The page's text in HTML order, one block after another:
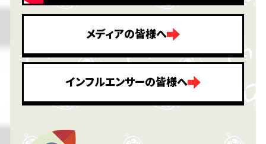
メディアの皆様へ
インフルエンサーの皆様へ